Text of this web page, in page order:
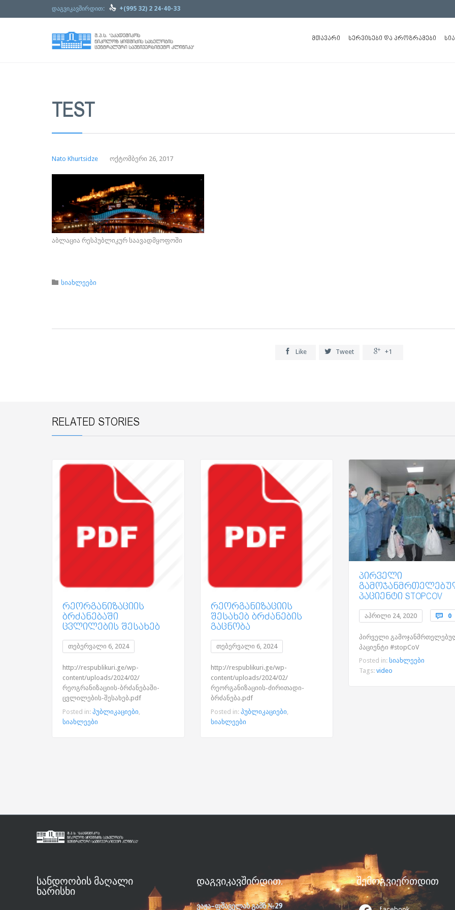
დაგვიკავშირდით:  +(995 32) 2 24-40-33
ᲛᲗᲐᲕᲐᲠᲘ ᲡᲔᲠᲕᲘᲡᲔᲑᲘ ᲓᲐ ᲞᲠᲝᲒᲠᲐᲛᲔᲑᲘ
TEST
Nato Khurtsidze ოქტომბერი 26, 2017
აბლაცია რესპუბლიკურ საავადმყოფოში
 Category
სიახლეები
 Like  Tweet  +1
RELATED STORIES
ᲠᲔᲝᲠᲒᲐᲜᲘᲖᲐᲪᲘᲘᲡ
ᲑᲠᲫᲐᲜᲔᲑᲐᲨᲘ
ᲪᲕᲚᲘᲚᲔᲑᲘᲡ ᲨᲔᲡᲐᲮᲔᲑ
თებერვალი 6, 2024
http://respublikuri.ge/wp-
content/uploads/2024/02/
რეოგრანიზაციის-ბრძანებაში-
ცვლილების-შესახებ.pdf
Posted in: პუბლიკაციები
სიახლეები
ᲠᲔᲝᲠᲒᲐᲜᲘᲖᲐᲪᲘᲘᲡ
ᲨᲔᲡᲐᲮᲔᲑ ᲑᲠᲫᲐᲜᲔᲑᲘᲡ
ᲒᲐᲪᲜᲝᲑᲐ
თებერვალი 6, 2024
http://respublikuri.ge/wp-
content/uploads/2024/02/
რეორგანიზაციის-ძირითადი-
ბრძანება.pdf
Posted in: პუბლიკაციები
სიახლეები
ᲞᲘᲠᲕᲔᲚᲘ
ᲞᲐᲪᲘᲔᲜᲢᲘ STOPCOV
აპრილი 24, 2020  0
პირველი
პაციენტი #stopCoV
Posted in: სიახლეები
Tags: video
ᲡᲐᲜᲓᲝᲝᲑᲘᲡ ᲛᲐᲦᲐᲚᲘ
ᲮᲐᲠᲘᲡᲮᲘ
ᲓᲐᲒᲕᲘᲙᲐᲕᲨᲘᲠᲓᲘᲗ.
ვაჟა–ფშაველას გამზ №29
ᲨᲔᲛᲝᲒᲕᲘᲔᲠᲗᲓᲘᲗ